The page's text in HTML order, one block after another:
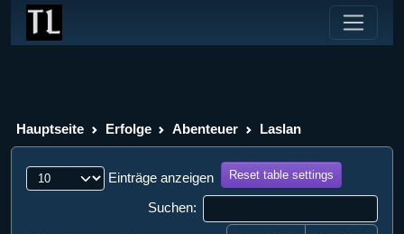
Hauptseite Erfolge Abenteuer Laslan
Einträge anzeigen Reset table settings
Suchen: